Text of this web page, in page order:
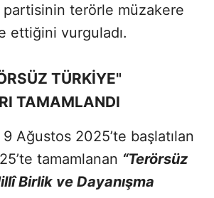
partisinin terörle müzakere
ettiğini vurguladı.
TÜRKİYE"
TAMAMLANDI
Ağustos 2025’te başlatılan
tamamlanan “Terörsüz
Birlik ve Dayanışma